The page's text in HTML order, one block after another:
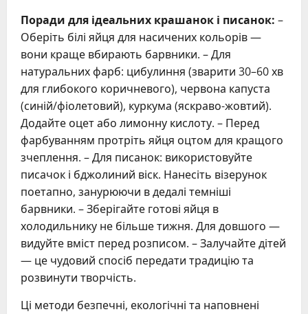
Поради для ідеальних крашанок і писанок: –
Оберіть білі яйця для насичених кольорів —
вони краще вбирають барвники. – Для
натуральних фарб: цибулиння (зварити 30–60 хв
для глибокого коричневого), червона капуста
(синій/фіолетовий), куркума (яскраво-жовтий).
Додайте оцет або лимонну кислоту. – Перед
фарбуванням протріть яйця оцтом для кращого
зчеплення. – Для писанок: використовуйте
писачок і бджолиний віск. Нанесіть візерунок
поетапно, занурюючи в дедалі темніші
барвники. – Зберігайте готові яйця в
холодильнику не більше тижня. Для довшого —
видуйте вміст перед розписом. – Залучайте дітей
— це чудовий спосіб передати традицію та
розвинути творчість.
Ці методи безпечні, екологічні та наповнені